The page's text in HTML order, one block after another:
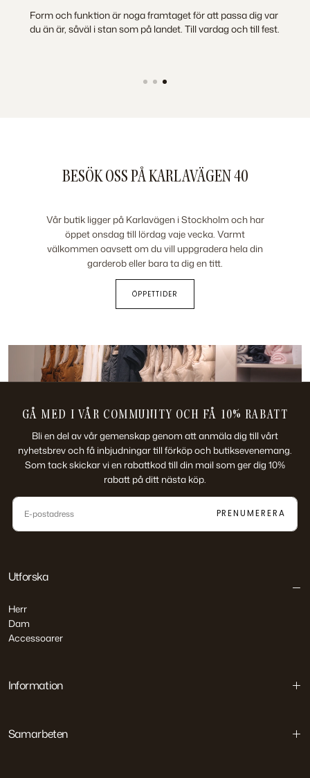
Form och funktion är noga framtaget för att passa dig var
du än är, såväl i stan som på landet. Till vardag och till fest.
BESÖK OSS PÅ KARLAVÄGEN 40
Vår butik ligger på Karlavägen i Stockholm och har
öppet onsdag till lördag vaje vecka. Varmt
välkommen oavsett om du vill uppgradera hela din
garderob eller bara ta dig en titt.
ÖPPETTIDER
GÅ MED I VÅR COMMUNITY OCH FÅ 10% RABATT
Bli en del av vår gemenskap genom att anmäla dig till vårt
nyhetsbrev och få inbjudningar till förköp och butiksevenemang.
Som tack skickar vi en rabattkod till din mail som ger dig 10%
rabatt på ditt nästa köp.
E-
POST
PRENUMERERA
Utforska
Herr
Dam
Accessoarer
Information
Samarbeten